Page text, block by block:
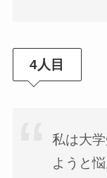
4人目
私は大
ようと